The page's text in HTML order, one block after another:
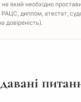
який необхідно
РАЦС, диплом, атестат,
довіреність).